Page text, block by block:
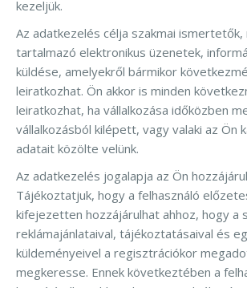
kezeljük.
Az adatkezelés célja szakmai
tartalmazó elektronikus üzenetek,
küldése, amelyekről bármikor
leiratkozhat. Ön akkor is minden
leiratkozhat, ha vállalkozása időközben
vállalkozásból kilépett, vagy valaki az Ön
adatait közölte velünk.
Az adatkezelés jogalapja az Ön
Tájékoztatjuk, hogy a felhasználó
kifejezetten hozzájárulhat ahhoz, hogy a
reklámajánlataival, tájékoztatásaival és
küldeményeivel a regisztrációkor
megkeresse. Ennek következtében a